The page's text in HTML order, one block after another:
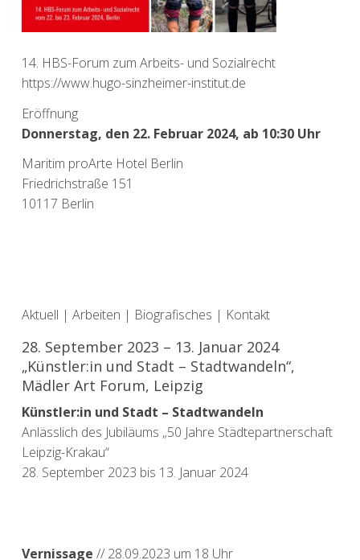
14. HBS-Forum zum Arbeits- und Sozialrecht
https://www.hugo-sinzheimer-institut.de
Eröffnung
Donnerstag, den 22. Februar 2024, ab 10:30 Uhr
Maritim proArte Hotel Berlin
Friedrichstraße 151
10117 Berlin
Aktuell | Arbeiten | Biografisches | Kontakt
28. September 2023 – 13. Januar 2024
„Künstler:in und Stadt – Stadtwandeln​“,
Mädler Art Forum, Leipzig
Künstler:in und Stadt – Stadtwandeln
Anlässlich des Jubiläums „50 Jahre Städtepartnerschaft
Leipzig-Krakau“
28. September 2023 bis 13. Januar 2024
Vernissage // 28.09.2023 um 18 Uhr